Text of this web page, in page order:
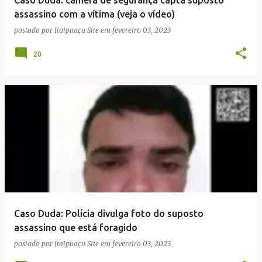
assassino com a vítima (veja o vídeo)
postado por Itaipuaçu Site em fevereiro 03, 2023
20
Caso Duda: Polícia divulga foto do suposto
assassino que está foragido
postado por Itaipuaçu Site em fevereiro 03, 2023